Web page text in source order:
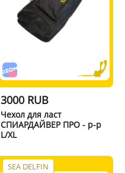
3000 RUB
Чехол для ласт
СПИАРДАЙВЕР ПРО - р-р
L/XL
SEA DELFIN